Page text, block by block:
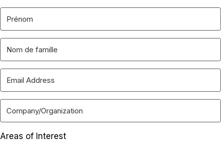
Areas of Interest